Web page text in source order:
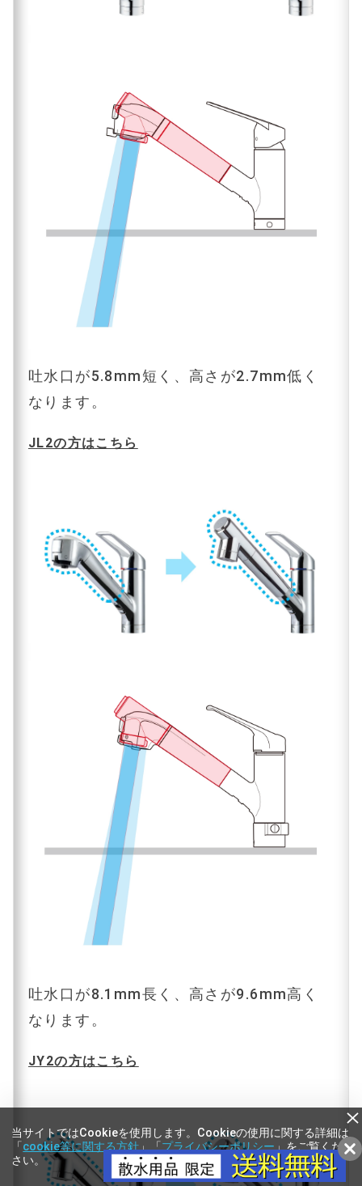
吐水口が5.8mm短く、高さが2.7mm低く
なります。
JL2の方はこちら
吐水口が8.1mm長く、高さが9.6mm高く
なります。
JY2の方はこちら
当サイトではCookieを使用します。Cookieの使用に関する詳細は
「cookie等に関する方針 」「 プライバシーポリシー 」をご覧くだ
さい。